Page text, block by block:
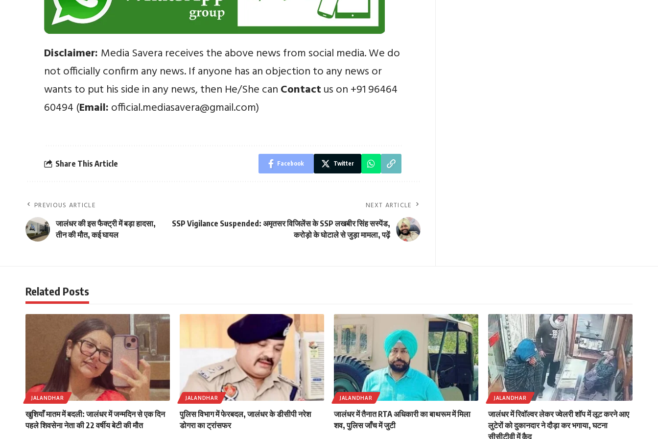
Disclaimer: Media Savera receives the above news from social media. We do
not officially confirm any news. If anyone has an objection to any news or
wants to put his side in any news, then He/She can Contact us on +91 96464
60494 (Email: official.mediasavera@gmail.com)
Share This Article Facebook Twitter
PREVIOUS ARTICLE
जालंधर की इस फैक्ट्री में बड़ा हादसा,
तीन की मौत, कई घायल
NEXT ARTICLE
SSP Vigilance Suspended: अमृतसर विजिलेंस के SSP लखबीर सिंह सस्पेंड,
करोड़ो के घोटाले से जुड़ा मामला, पढ़ें
Related Posts
JALANDHAR
खुशियाँ मातम में बदली: जालंधर में जन्मदिन से एक दिन
पहले शिवसेना नेता की 22 वर्षीय बेटी की मौत
JALANDHAR
पुलिस विभाग में फेरबदल, जालंधर के डीसीपी नरेश
डोगरा का ट्रांसफर
JALANDHAR
जालंधर में तैनात RTA अधिकारी का बाथरूम में मिला
शव, पुलिस जाँच में जुटी
JALANDHAR
जालंधर में रिवॉल्वर लेकर ज्वेलरी शॉप में लूट करने आए
लुटेरों को दुकानदार ने दौड़ा कर भगाया, घटना
सीसीटीवी में कैद